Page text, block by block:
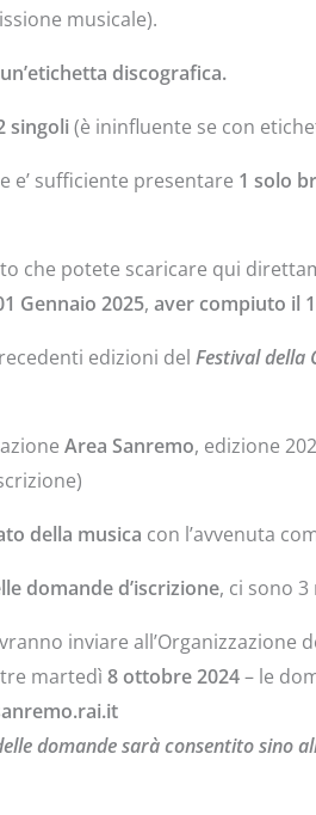
musicale).
discografica.
singoli (è ininfluente se con
e’ sufficiente presentare 1 solo
che potete scaricare qui
Gennaio 2025, aver compiuto il
edizioni del Festival della
Area Sanremo, edizione
della musica con l’avvenuta
domande d’iscrizione, ci sono
inviare all’Organizzazione
martedì 8 ottobre 2024– le
domande sarà consentito sino